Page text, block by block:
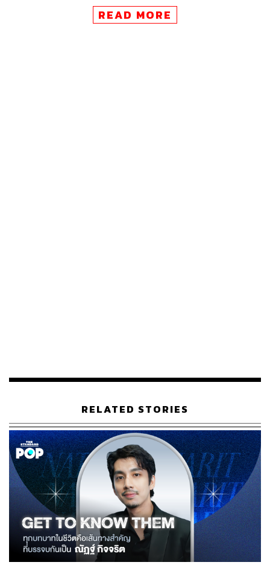
สำหรับแฟนๆ คารีสาและแชนแนลโคตรคูล สามารถรับชมมิ
วสิกวิดีโอเพลงขอบคุณนะคะ (ที่กล้าสอนหนู)ศิลปินคนแรก
จากค่าย Khotkool Music พร้อมกันวันที่ 31 ธันาคมนี้ เวลา
12.00 น. และสามารถรับฟังได้ทุกแพลตฟอร์มสตรีมมิงตั้งแต่
วันที่ 1 มกราคมเป็นต้นไป
รับชมทีเซอร์ได้ที่
READ MORE
RELATED STORIES